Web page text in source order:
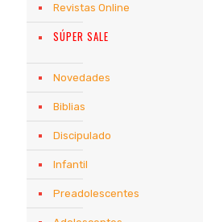
Revistas Online
SÚPER SALE
Novedades
Biblias
Discipulado
Infantil
Preadolescentes